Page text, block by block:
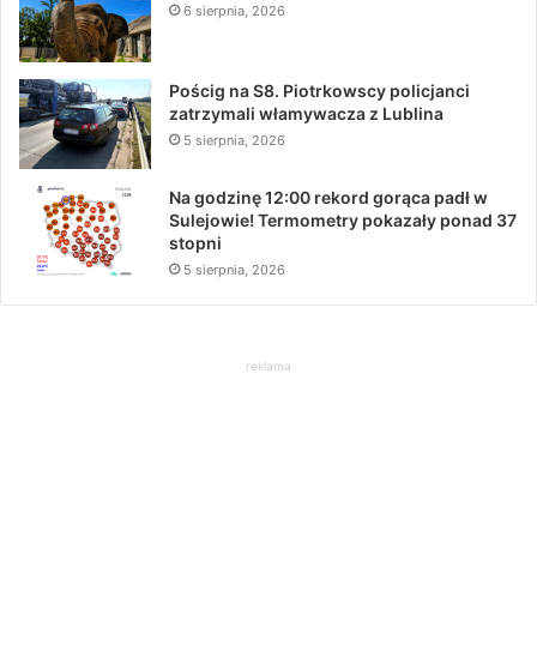
6 sierpnia, 2026
Pościg na S8. Piotrkowscy policjanci
zatrzymali włamywacza z Lublina
5 sierpnia, 2026
Na godzinę 12:00 rekord gorąca padł w
Sulejowie! Termometry pokazały ponad 37
stopni
5 sierpnia, 2026
reklama